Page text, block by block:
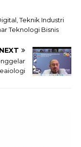
Teknik Industri
Teknologi Bisnis
NEXT